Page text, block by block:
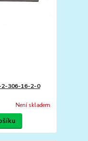
306-16-2-0
Není skladem